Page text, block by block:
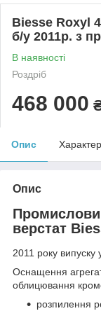
Biesse Roxyl
б/у 2011р. з
В наявності
Роздріб
468 000
Опис
Опис
верстат
2011 року
Оснащення
облицювання
розпилення